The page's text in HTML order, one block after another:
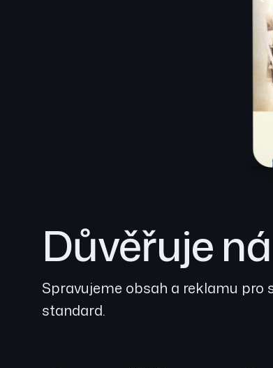
Důvěřuje
Spravujeme obsah a reklamu pro
standard.